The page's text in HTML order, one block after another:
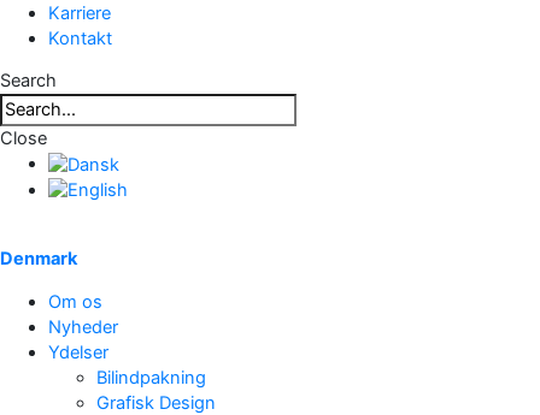
Karriere
Kontakt
Search
Close
Denmark
Om os
Nyheder
Ydelser
Bilindpakning
Grafisk Design